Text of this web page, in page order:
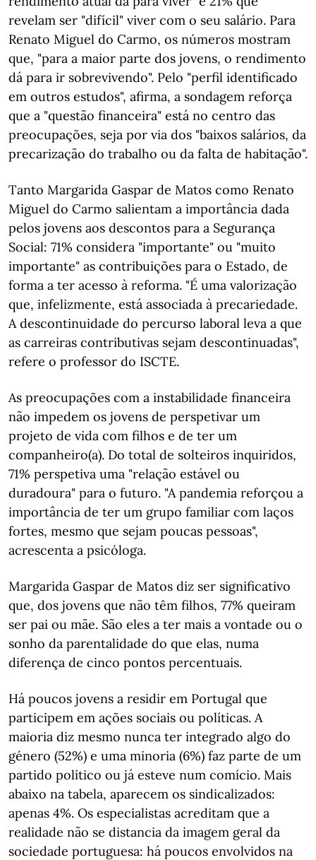
revelam ser "difícil" viver com o seu salário. Para
Renato Miguel do Carmo, os números mostram
que, "para a maior parte dos jovens, o rendimento
dá para ir sobrevivendo". Pelo "perfil identificado
em outros estudos", afirma, a sondagem reforça
que a "questão financeira" está no centro das
preocupações, seja por via dos "baixos salários, da
precarização do trabalho ou da falta de habitação".
Tanto Margarida Gaspar de Matos como Renato
Miguel do Carmo salientam a importância dada
pelos jovens aos descontos para a Segurança
Social: 71% considera "importante" ou "muito
importante" as contribuições para o Estado, de
forma a ter acesso à reforma. "É uma valorização
que, infelizmente, está associada à precariedade.
A descontinuidade do percurso laboral leva a que
as carreiras contributivas sejam descontinuadas",
refere o professor do ISCTE.
As preocupações com a instabilidade financeira
não impedem os jovens de perspetivar um
projeto de vida com filhos e de ter um
companheiro(a). Do total de solteiros inquiridos,
71% perspetiva uma "relação estável ou
duradoura" para o futuro. "A pandemia reforçou a
importância de ter um grupo familiar com laços
fortes, mesmo que sejam poucas pessoas",
acrescenta a psicóloga.
Margarida Gaspar de Matos diz ser significativo
que, dos jovens que não têm filhos, 77% queiram
ser pai ou mãe. São eles a ter mais a vontade ou o
sonho da parentalidade do que elas, numa
diferença de cinco pontos percentuais.
Há poucos jovens a residir em Portugal que
participem em ações sociais ou políticas. A
maioria diz mesmo nunca ter integrado algo do
género (52%) e uma minoria (6%) faz parte de um
partido político ou já esteve num comício. Mais
abaixo na tabela, aparecem os sindicalizados:
apenas 4%. Os especialistas acreditam que a
realidade não se distancia da imagem geral da
sociedade portuguesa: há poucos envolvidos na